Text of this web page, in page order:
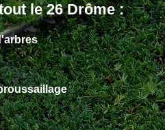
le 26 Drôme :